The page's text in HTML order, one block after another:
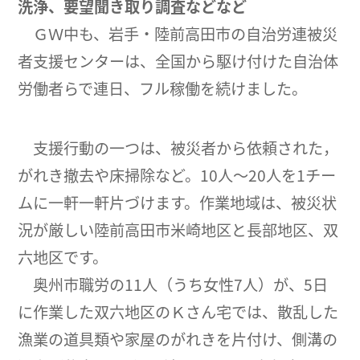
洗浄、要望聞き取り調査などなど
ＧＷ中も、岩手・陸前高田市の自治労連被災
者支援センターは、全国から駆け付けた自治体
労働者らで連日、フル稼働を続けました。
支援行動の一つは、被災者から依頼された，
がれき撤去や床掃除など。10人～20人を1チー
ムに一軒一軒片づけます。作業地域は、被災状
況が厳しい陸前高田市米崎地区と長部地区、双
六地区です。
奥州市職労の11人（うち女性7人）が、5日
に作業した双六地区のＫさん宅では、散乱した
漁業の道具類や家屋のがれきを片付け、側溝の